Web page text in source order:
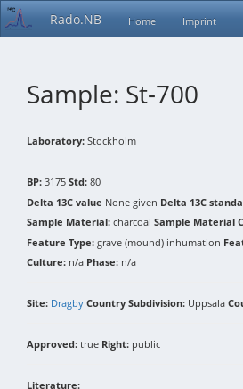
Rado.NB Home Imprint
Sample: St-700
Laboratory: Stockholm
BP: 3175 Std: 80
Delta 13C value None given Delta 13C
Sample Material: charcoal Sample Material
Feature Type: grave (mound) inhumation
Culture: n/a Phase: n/a
Site: Dragby Country Subdivision: Uppsala
Approved: true Right: public
Literature: